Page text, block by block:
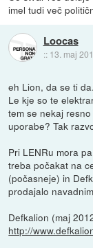
imel tudi več
Loocas
:: 13. maj
eh Lion, da se ti
Le kje so te
tem se nekaj
uporabe? Tak
Pri LENRu mora
treba počakat na
(počasneje) in
prodajalo
Defkalion (maj
http://